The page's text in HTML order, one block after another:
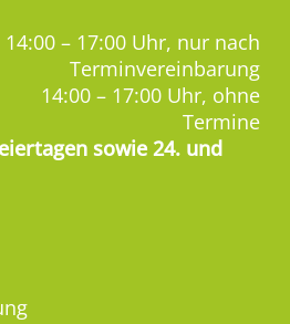
14:00 – 17:00 Uhr, nur nach
Terminvereinbarung
14:00 – 17:00 Uhr, ohne
Termine
sowie 24. und